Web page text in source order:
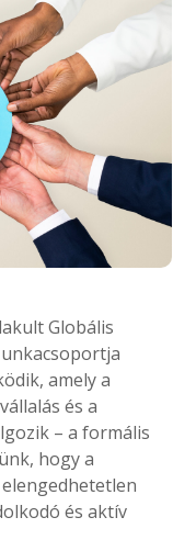
Globális
amely a
és a
– a formális
hogy a
és aktív